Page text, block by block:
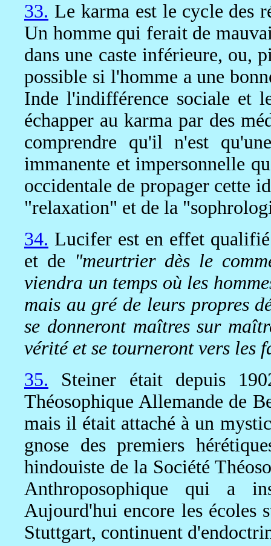
33. Le karma est le cycle des
Un homme qui ferait de
dans une caste inférieure, ou,
possible si l'homme a une
Inde l'indifférence sociale et
échapper au karma par des
comprendre qu'il n'est
immanente et impersonnelle
occidentale de propager cette
"relaxation" et de la
34. Lucifer est en effet
et de "meurtrier dès le
viendra un temps où les
mais au gré de leurs propres
se donneront maîtres sur
vérité et se tourneront vers les
35. Steiner était depuis
Théosophique Allemande de
mais il était attaché à un
gnose des premiers
hindouiste de la Société
Anthroposophique qui a
Aujourd'hui encore les écoles
Stuttgart, continuent